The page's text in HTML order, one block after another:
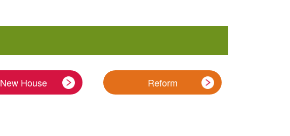
New House Reform